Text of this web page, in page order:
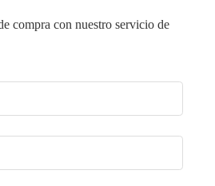
compra con nuestro servicio de